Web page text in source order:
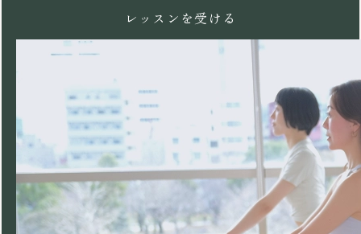
レッスンを受ける